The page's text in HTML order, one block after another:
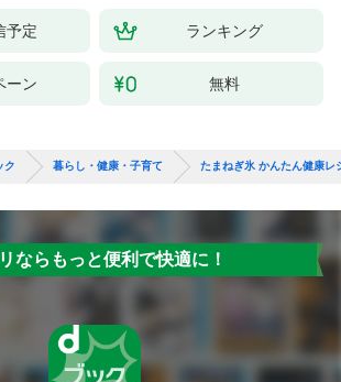
予定 ランキング
ーン 無料
ク 暮らし・健康・子育て たまねぎ氷 かんたん健康
ならもっと便利で快適に！